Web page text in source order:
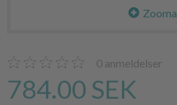
Zooma
0 anmeldelser
784.00 SEK